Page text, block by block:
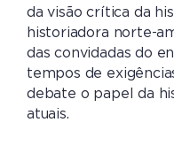
da visão crítica da
historiadora norte-
das convidadas do
tempos de
debate o papel da
atuais.